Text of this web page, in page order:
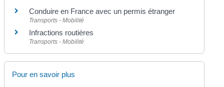
Conduire en France avec un permis étranger
Transports - Mobilité
Infractions routières
Transports - Mobilité
Pour en savoir plus